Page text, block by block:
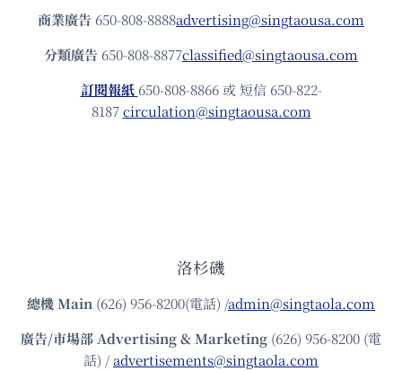
商業廣告 650-808-8888advertising@singtaousa.com
分類廣告 650-808-8877classified@singtaousa.com
訂閱報紙 650-808-8866 或 短信 650-822-
8187circulation@singtaousa.com
洛杉磯
總機Main (626) 956-8200(電話) /admin@singtaola.com
廣告/市場部Advertising & Marketing (626) 956-8200 (電
話) /advertisements@singtaola.com